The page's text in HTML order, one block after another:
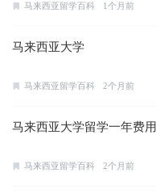
马来西亚留学百科 1个月前
马来西亚大学
马来西亚留学百科 2个月前
马来西亚大学留学一年费用
马来西亚留学百科 2个月前